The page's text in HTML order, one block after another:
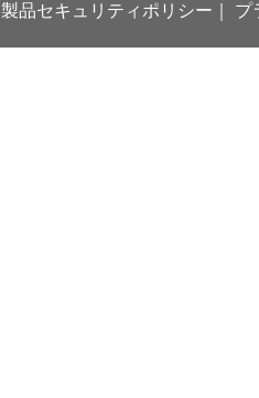
製品セキュリティポリシー プ